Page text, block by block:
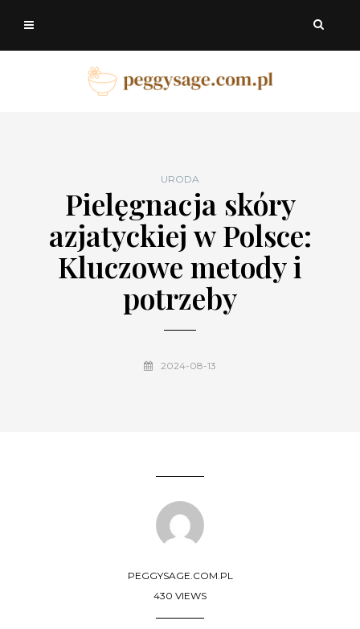
URODA
Pielęgnacja skóry
azjatyckiej w Polsce:
Kluczowe metody i
potrzeby
2024-08-13
PEGGYSAGE.COM.PL
430 VIEWS